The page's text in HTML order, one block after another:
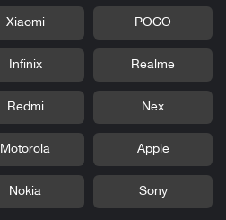
POCO
Xiaomi
Realme
Infinix
Nex
Redmi
Apple
Motorola
Sony
Nokia